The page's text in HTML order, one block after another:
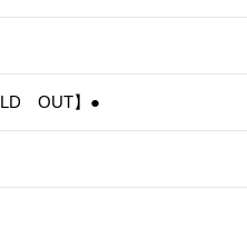
OUT】●